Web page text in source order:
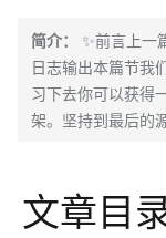
简介：
✨前言上一
日志输出本篇节我
习下去你可以获得
架。坚持到最后的
文章目